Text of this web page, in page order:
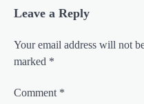
Leave a Reply
Your email address will not
marked *
Comment *